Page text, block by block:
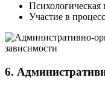
Психологическая
Участие в
6.